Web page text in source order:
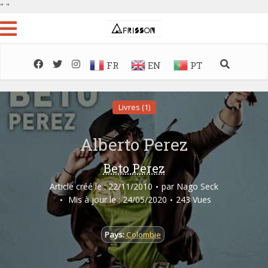
" "
FR EN PT
Livres (1)
Alberto Perez
Beto Perez
Article créé le : 22/11/2010 par Nago Seck
Mis à jour le : 24/05/2020
243 Vues
Pays:Colombie